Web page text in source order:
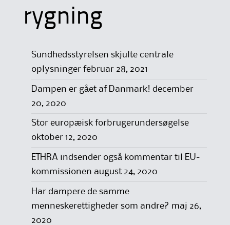
rygning
Sundhedsstyrelsen skjulte centrale
oplysninger februar 28, 2021
Dampen er gået af Danmark! december
20, 2020
Stor europæisk forbrugerundersøgelse
oktober 12, 2020
ETHRA indsender også kommentar til EU-
kommissionen august 24, 2020
Har dampere de samme
menneskerettigheder som andre? maj 26,
2020